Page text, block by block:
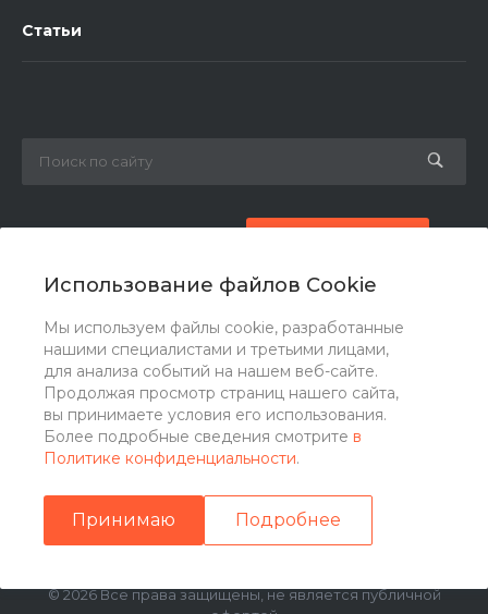
Использование файлов Cookie
Мы используем файлы cookie, разработанные
нашими специалистами и третьими лицами,
для анализа событий на нашем веб-сайте.
Продолжая просмотр страниц нашего сайта,
вы принимаете условия его использования.
Более подробные сведения смотрите в
Политике конфиденциальности.
Принимаю Подробнее
Статьи
zakaz@ogk-opora.ru
г. Москва, г. Москва, ул. 7-я Парковая, 24
© 2026 Все права защищены, не является публичной